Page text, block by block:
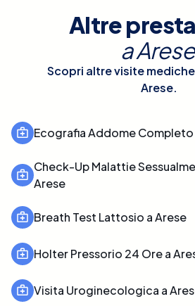
Altre
aArese
Scopri altre visite
Arese.
Ecografia Addome Completo
Check-Up Malattie
Arese
Breath Test Lattosio a Arese
Holter Pressorio 24 Ore a
Visita Uroginecologica a